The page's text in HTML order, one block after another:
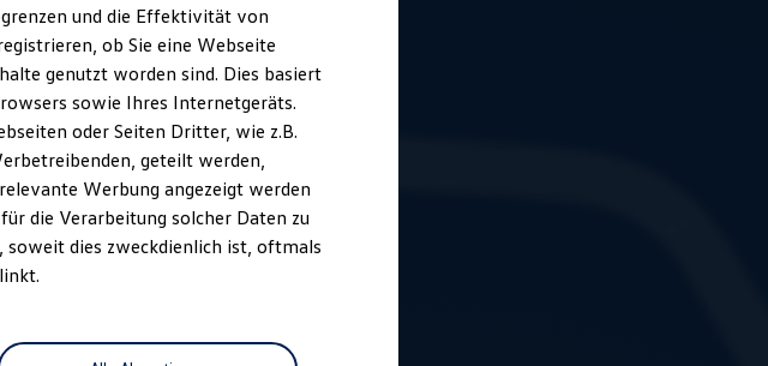
und die Effektivität von
ob Sie eine Webseite
genutzt worden sind. Dies basiert
sowie Ihres Internetgeräts.
oder Seiten Dritter, wie z.B.
geteilt werden,
Werbung angezeigt werden
die Verarbeitung solcher Daten zu
soweit dies zweckdienlich ist, oftmals